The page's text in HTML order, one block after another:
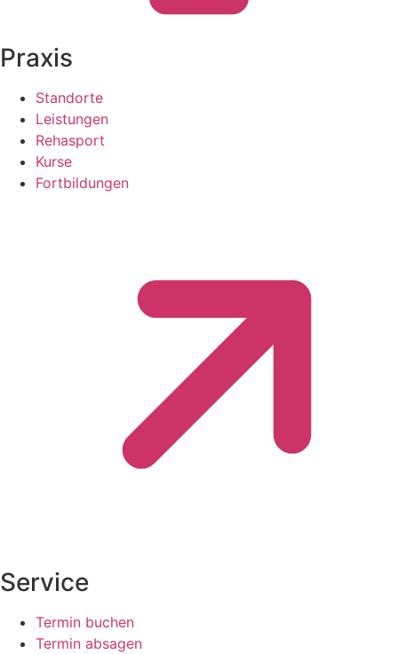
Praxis
Standorte
Leistungen
Rehasport
Kurse
Fortbildungen
Service
Termin buchen
Termin absagen